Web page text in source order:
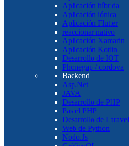
Aplicación híbrida
Aplicación iónica
Aplicación Flutter
reaccionar nativo
Aplicación Xamarin
Aplicación Kotlin
Desarrollo de IOT
Phonegap / cordova
Backend
Asp.Net
JAVA
Desarrollo de PHP
Pastel PHP
Desarrollo de Laravel
Web de Python
Nodo.Js